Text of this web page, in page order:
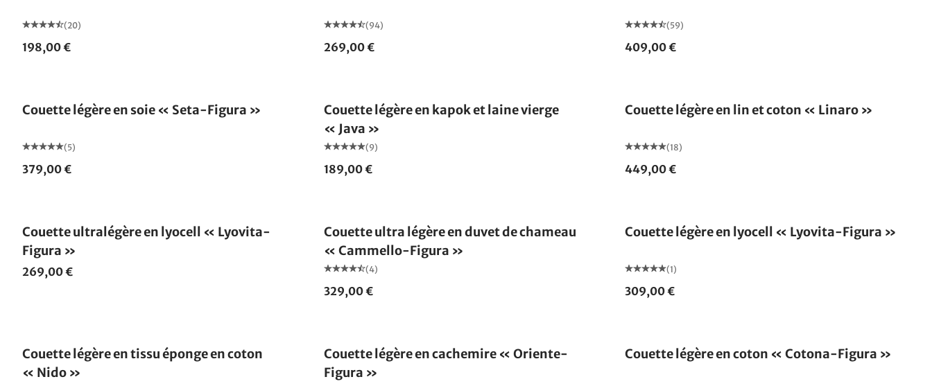
(20)
198,00 €
(94)
269,00 €
(59)
409,00 €
Couette légère en soie « Seta-Figura »
(5)
379,00 €
Couette légère en kapok et laine vierge
« Java »
(9)
189,00 €
Couette légère en lin et coton « Linaro »
(18)
449,00 €
Couette ultralégère en lyocell « Lyovita-
Figura »
269,00 €
Couette ultra légère en duvet de chameau
« Cammello-Figura »
(4)
329,00 €
Couette légère en lyocell « Lyovita-Figura »
(1)
309,00 €
Couette légère en tissu éponge en coton
« Nido »
Couette légère en cachemire « Oriente-
Figura »
Couette légère en coton « Cotona-Figura »